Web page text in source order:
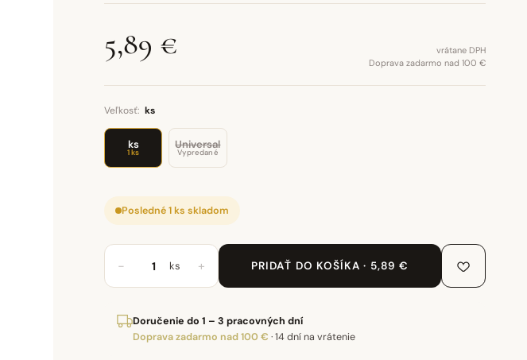
5,89 €
vrátane DPH
Doprava zadarmo nad 100 €
Veľkosť: ks
ks
1 ks
Universal
Vypredané
Posledné 1 ks skladom
− ks + PRIDAŤ DO KOŠÍKA · 5,89 €
Doručenie do 1 – 3 pracovných dní
Doprava zadarmo nad 100 € ·14 dní na vrátenie